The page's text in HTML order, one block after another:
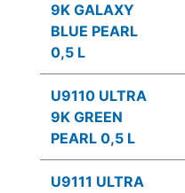
9K GALAXY
BLUE PEARL
0,5 L
U9110 ULTRA
9K GREEN
PEARL 0,5 L
U9111 ULTRA